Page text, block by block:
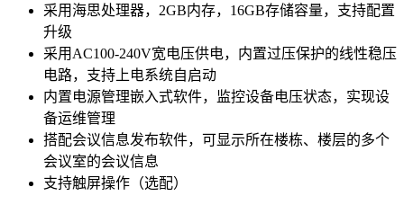
采用海思处理器，2GB内存，16GB存储容量，支持配置
升级
采用AC100-240V宽电压供电，内置过压保护的线性稳压
电路，支持上电系统自启动
内置电源管理嵌入式软件，监控设备电压状态，实现设
备运维管理
搭配会议信息发布软件，可显示所在楼栋、楼层的多个
会议室的会议信息
支持触屏操作（选配）